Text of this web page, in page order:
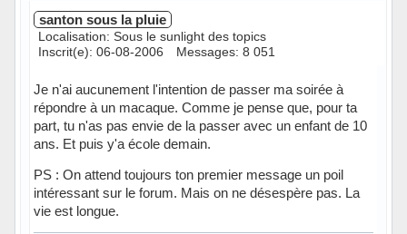
santon sous la pluie
Localisation: Sous le sunlight des topics
Inscrit(e): 06-08-2006
Messages: 8 051
Je n'ai aucunement l'intention de passer ma soirée à
répondre à un macaque. Comme je pense que, pour ta
part, tu n'as pas envie de la passer avec un enfant de 10
ans. Et puis y'a école demain.
PS : On attend toujours ton premier message un poil
intéressant sur le forum. Mais on ne désespère pas. La
vie est longue.